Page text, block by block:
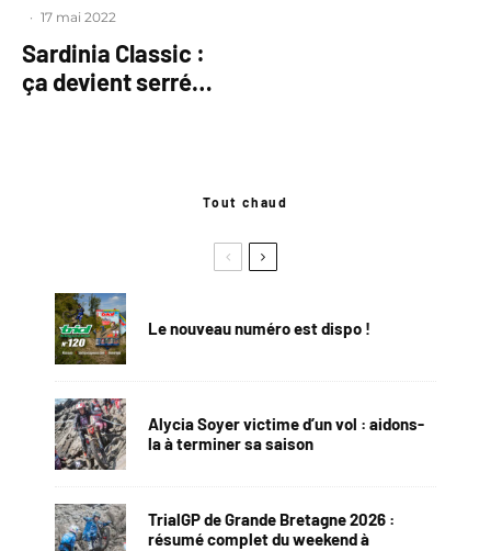
· 17 mai 2022
Sardinia Classic :
ça devient serré…
Tout chaud
Le nouveau numéro est dispo !
Alycia Soyer victime d’un vol : aidons-
la à terminer sa saison
TrialGP de Grande Bretagne 2026 :
résumé complet du weekend à